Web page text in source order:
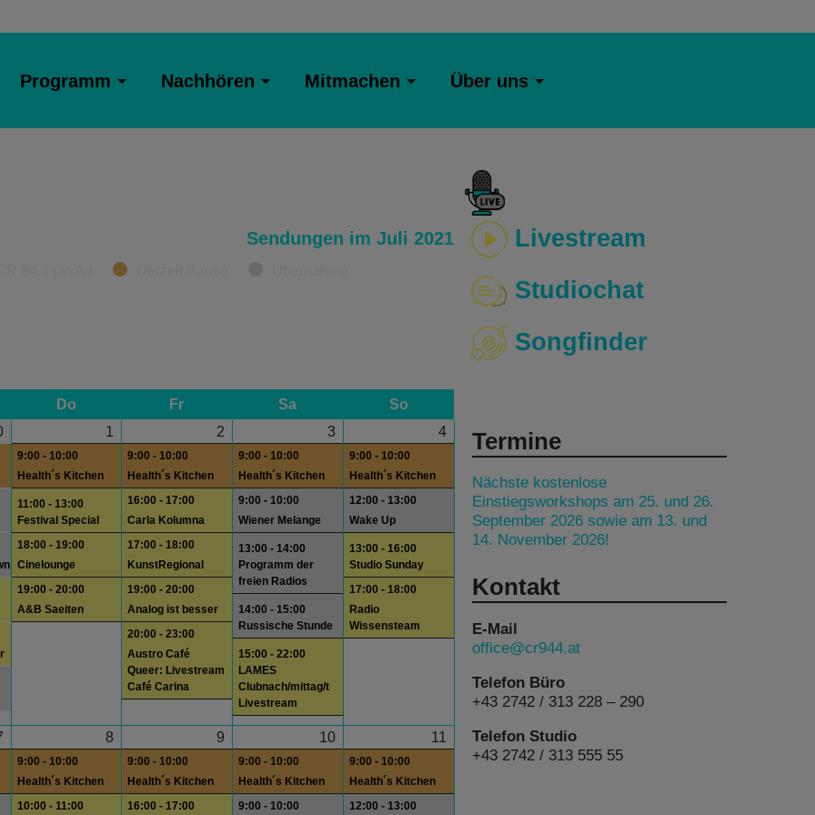
Programm Nachhören Mitmachen Über uns
Sendungen im Juli 2021
Do Fr Sa
So
1
9:00 - 10:00
Health´s Kitchen
11:00 - 13:00
Festival Special
18:00 - 19:00
Cinelounge
19:00 - 20:00
A&B Saeiten
2
9:00 - 10:00
Health´s Kitchen
16:00 - 17:00
Carla Kolumna
17:00 - 18:00
KunstRegional
19:00 - 20:00
Analog ist besser
20:00 - 23:00
Austro Café
Queer: Livestream
Café Carina
3
9:00 - 10:00
Health´s Kitchen
9:00 - 10:00
Wiener Melange
13:00 - 14:00
Programm der
freien Radios
14:00 - 15:00
Russische Stunde
15:00 - 22:00
LAMES
Clubnach/mittag/t
Livestream
4
9:00 - 10:00
Health´s Kitchen
12:00 - 13:00
Wake Up
13:00 - 16:00
Studio Sunday
17:00 - 18:00
Radio
Wissensteam
8
9:00 - 10:00
Health´s Kitchen
10:00 - 11:00
9
9:00 - 10:00
Health´s Kitchen
16:00 - 17:00
10
9:00 - 10:00
Health´s Kitchen
9:00 - 10:00
11
9:00 - 10:00
Health´s Kitchen
12:00 - 13:00
Livestream
Studiochat
Songfinder
Termine
Nächste kostenlose
Einstiegsworkshops am 25. und 26.
September 2026 sowie am 13. und
14. November 2026!
Kontakt
E-Mail
office@cr944.at
Telefon Büro
+43 2742 / 313 228 – 290
Telefon Studio
+43 2742 / 313 555 55